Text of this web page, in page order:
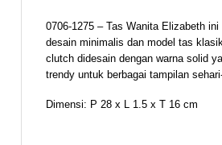
0706-1275 – Tas Wanita Elizabeth ini
desain minimalis dan model tas
clutch didesain dengan warna solid
trendy untuk berbagai tampilan
Dimensi: P 28 x L 1.5 x T 16 cm